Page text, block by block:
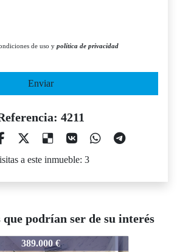
de uso y política de privacidad
Enviar
4211
a este inmueble: 3
podrían ser de su interés
194.000 €